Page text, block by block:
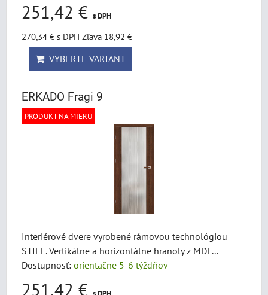
251,42 € s DPH
270,34 €s DPH Zľava 18,92 €
VYBERTE VARIANT
ERKADO Fragi 9
PRODUKT NA MIERU
Interiérové dvere vyrobené rámovou technológiou
STILE. Vertikálne a horizontálne hranoly z MDF...
Dostupnosť: orientačne 5-6 týždňov
251,42 €